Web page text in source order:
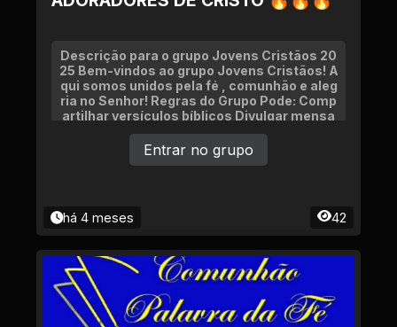
Descrição para o grupo Jovens Cristãos 20
25 Bem-vindos ao grupo Jovens Cristãos! A
qui somos unidos pela fé , comunhão e aleg
ria no Senhor! Regras do Grupo Pode: Comp
artilhar versículos bíblicos Divulgar mensa
gens edi
há 4 meses 42
Entrar no grupo